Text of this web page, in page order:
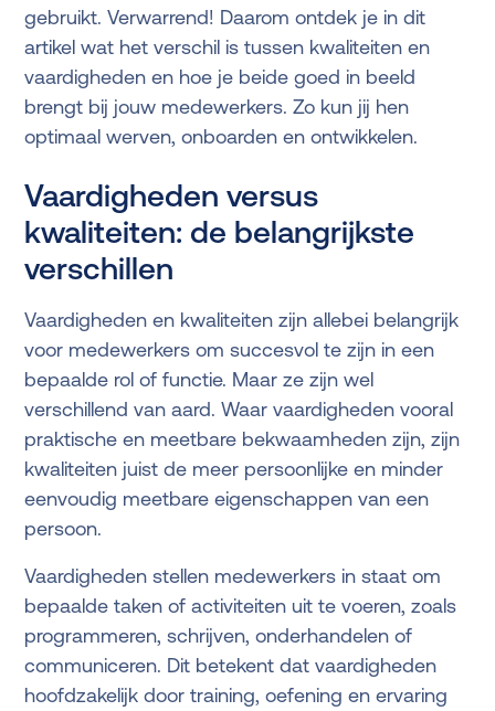
gebruikt. Verwarrend! Daarom ontdek je in dit
artikel wat het verschil is tussen kwaliteiten en
vaardigheden en hoe je beide goed in beeld
brengt bij jouw medewerkers. Zo kun jij hen
optimaal werven, onboarden en ontwikkelen.
Vaardigheden versus
kwaliteiten: de belangrijkste
verschillen
Vaardigheden en kwaliteiten zijn allebei belangrijk
voor medewerkers om succesvol te zijn in een
bepaalde rol of functie. Maar ze zijn wel
verschillend van aard. Waar vaardigheden vooral
praktische en meetbare bekwaamheden zijn, zijn
kwaliteiten juist de meer persoonlijke en minder
eenvoudig meetbare eigenschappen van een
persoon.
Vaardigheden stellen medewerkers in staat om
bepaalde taken of activiteiten uit te voeren, zoals
programmeren, schrijven, onderhandelen of
communiceren. Dit betekent dat vaardigheden
hoofdzakelijk door training, oefening en ervaring